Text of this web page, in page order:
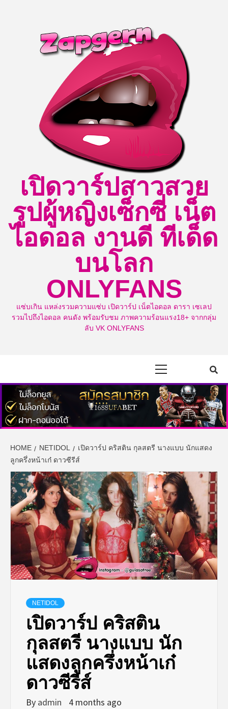
เปิดวาร์ปสาวสวย
รูปผู้หญิงเซ็กซี่ เน็ต
ไอดอล งานดี ทีเด็ด
บนโลก
ONLYFANS
แซ่บเกิน แหล่งรวมความแซ่บ เปิดวาร์ป เน็ตไอดอล ดารา เซเลป
รวมไปถึงไอดอล คนดัง พร้อมรับชม ภาพความร้อนแรง18+ จากกลุ่ม
ลับ VK ONLYFANS
HOME NETIDOL
เปิดวาร์ป คริสติน กุลสตรี นางแบบ นักแสดง
ลูกครึ่งหน้าเก๋ ดาวซีรีส์
NETIDOL
เปิดวาร์ป คริสติน
กุลสตรี นางแบบ นัก
แสดงลูกครึ่งหน้าเก๋
ดาวซีรีส์
By admin 4 months ago